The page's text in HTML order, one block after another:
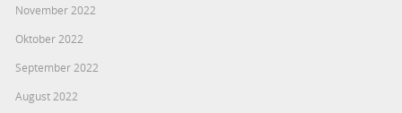
November 2022
Oktober 2022
September 2022
August 2022